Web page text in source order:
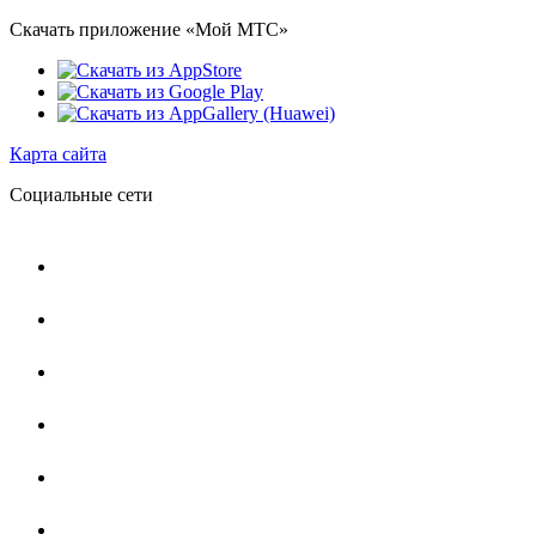
Скачать приложение «Мой МТС»
Карта сайта
Социальные сети